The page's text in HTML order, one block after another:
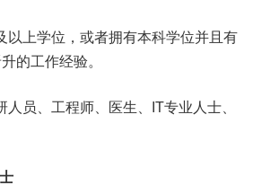
以上学位，或者拥有本科学位并且有
的工作经验。
员、工程师、医生、IT专业人士、